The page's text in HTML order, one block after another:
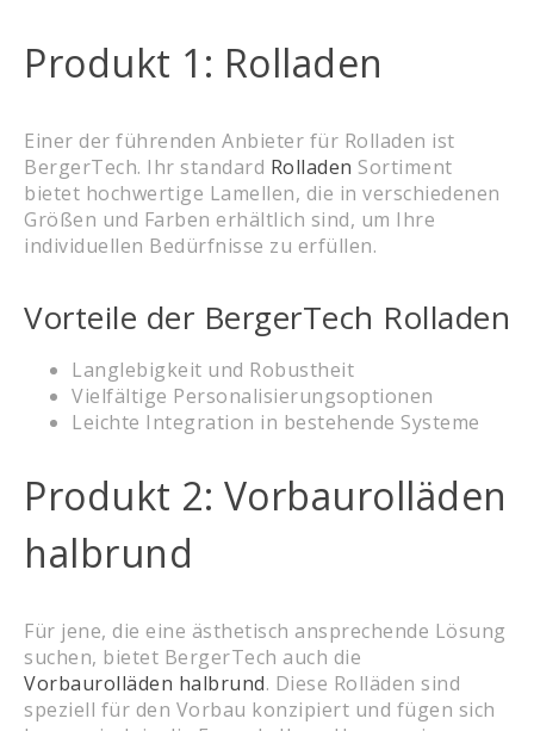
Produkt 1: Rolladen
Einer der führenden Anbieter für Rolladen ist
BergerTech. Ihr standard Rolladen Sortiment
bietet hochwertige Lamellen, die in verschiedenen
Größen und Farben erhältlich sind, um Ihre
individuellen Bedürfnisse zu erfüllen.
Vorteile der BergerTech Rolladen
Langlebigkeit und Robustheit
Vielfältige Personalisierungsoptionen
Leichte Integration in bestehende Systeme
Produkt 2: Vorbaurolläden
halbrund
Für jene, die eine ästhetisch ansprechende Lösung
suchen, bietet BergerTech auch die
Vorbaurolläden halbrund. Diese Rolläden sind
speziell für den Vorbau konzipiert und fügen sich